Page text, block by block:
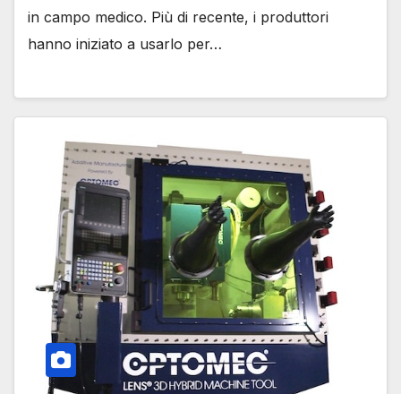
in campo medico. Più di recente, i produttori
hanno iniziato a usarlo per…